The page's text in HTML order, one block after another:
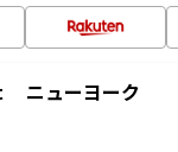
ニューヨーク